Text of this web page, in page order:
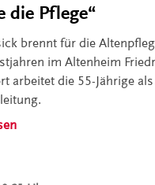
die Pflege“
brennt für die
im Altenheim
arbeitet die 55-Jährige